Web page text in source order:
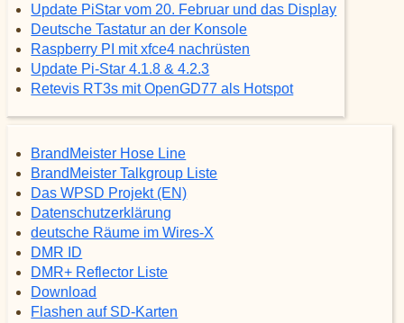
Update PiStar vom 20. Februar und das Display
Deutsche Tastatur an der Konsole
Raspberry PI mit xfce4 nachrüsten
Update Pi-Star 4.1.8 & 4.2.3
Retevis RT3s mit OpenGD77 als Hotspot
BrandMeister Hose Line
BrandMeister Talkgroup Liste
Das WPSD Projekt (EN)
Datenschutzerklärung
deutsche Räume im Wires-X
DMR ID
DMR+ Reflector Liste
Download
Flashen auf SD-Karten